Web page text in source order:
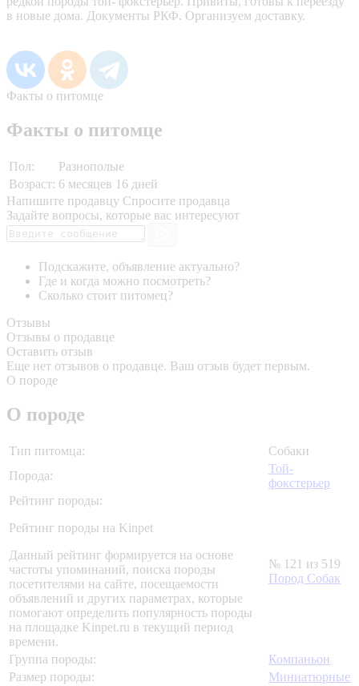
в новые дома. Документы РКФ. Организуем доставку.
Факты о питомце
Факты о питомце
Пол:
Разнополые
Возраст: 6 месяцев 16 дней
Напишите продавцу Спросите продавца
Задайте вопросы, которые вас интересуют
Подскажите, объявление актуально?
Где и когда можно посмотреть?
Сколько стоит питомец?
Отзывы
Отзывы о продавце
Оставить отзыв
Еще нет отзывов о продавце. Ваш отзыв будет первым.
О породе
О породе
Тип питомца:
Собаки
Порода:
Той-
фокстерьер
Рейтинг породы:
Рейтинг породы на Kinpet
Данный рейтинг формируется на основе
частоты упоминаний, поиска породы
посетителями на сайте, посещаемости
объявлений и других параметрах, которые
помогают определить популярность породы
на площадке Kinpet.ru в текущий период
времени.
№ 121 из 519
Пород Собак
Группа породы:
Компаньон
Размер породы:
Миниатюрные